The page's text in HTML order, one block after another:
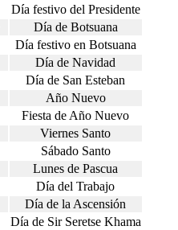
Día festivo del Presidente
Día de Botsuana
Día festivo en Botsuana
Día de Navidad
Día de San Esteban
Año Nuevo
Fiesta de Año Nuevo
Viernes Santo
Sábado Santo
Lunes de Pascua
Día del Trabajo
Día de la Ascensión
Día de Sir Seretse Khama